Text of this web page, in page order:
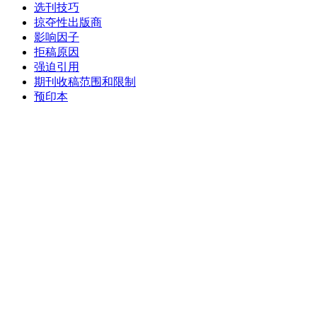
选刊技巧
掠夺性出版商
影响因子
拒稿原因
强迫引用
期刊收稿范围和限制
预印本